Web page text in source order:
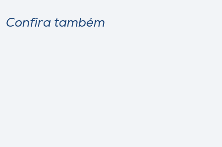
Confira também